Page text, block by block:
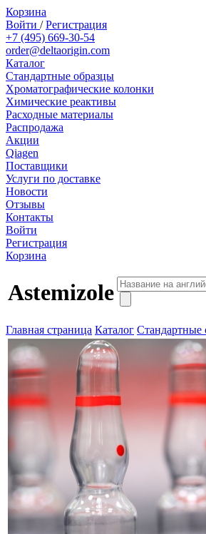
Корзина
Войти /Регистрация
+7 (495) 669-30-54
order@deltaorigin.com
Каталог
Стандартные образцы
Хроматографические колонки
Химические реактивы
Расходные материалы
Распродажа
Акции
Qiagen
Поставщики
Услуги по доставке
Новости
Отзывы
Контакты
Войти
Регистрация
Корзина
Astemizole
Главная страница Каталог Стандартные